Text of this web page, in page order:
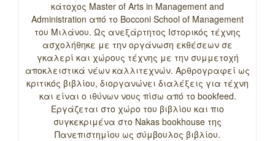
κάτοχος Master of Arts in Management and
Administration από το Bocconi School of Management
του Μιλάνου. Ως ανεξάρτητος Ιστορικός τέχνης
ασχολήθηκε με την οργάνωση εκθέσεων σε
γκαλερί και χώρους τέχνης με την συμμετοχή
αποκλειστικά νέων καλλιτεχνών. Αρθρογραφεί ως
κριτικός βιβλίου, διοργανώνει διαλέξεις για τέχνη
και είναι ο ιθύνων νους πίσω από το bookfeed.
Εργάζεται στο χώρο του βιβλίου και πιο
συγκεκριμένα στο Nakas bookhouse της
Πανεπιστημίου ως σύμβουλος βιβλίου.